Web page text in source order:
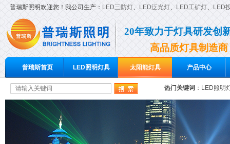
普瑞斯照明欢迎您！我公司生产： LED三防灯、 LED泛光灯、 LED工矿灯、 LED
20年致力于灯具研发创
高品质灯具制造商
普瑞斯首页 LED照明灯具 太阳能灯具 产品中心
热门关键词 ： LED照明